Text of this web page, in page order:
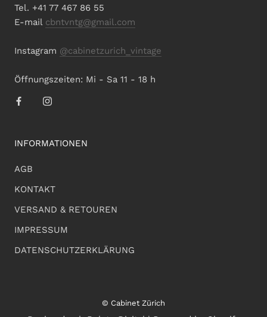
Tel. +41 77 467 86 55
E-mail cbntvntg@gmail.com
Instagram @cabinetzurich_vintage
Öffnungszeiten: Mi - Sa 11 - 18 h
INFORMATIONEN
AGB
KONTAKT
VERSAND & RETOUREN
IMPRESSUM
DATENSCHUTZERKLÄRUNG
© Cabinet Zürich